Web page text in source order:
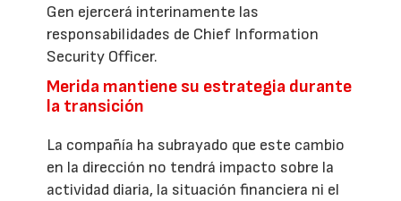
Gen ejercerá interinamente las
responsabilidades de Chief Information
Security Officer.
Merida mantiene su estrategia durante
la transición
La compañía ha subrayado que este cambio
en la dirección no tendrá impacto sobre la
actividad diaria, la situación financiera ni el